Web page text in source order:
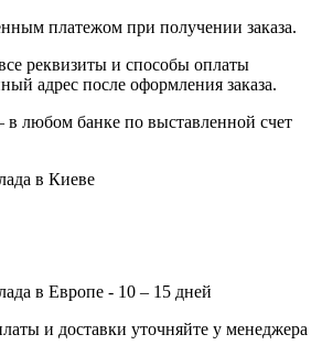
платежом при получении заказа.
реквизиты и способы оплаты
адрес после оформления заказа.
в любом банке по выставленной счет
в Киеве
в Европе - 10 – 15 дней
и доставки уточняйте у менеджера